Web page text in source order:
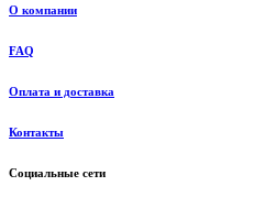
О компании
FAQ
Оплата и доставка
Контакты
Социальные сети